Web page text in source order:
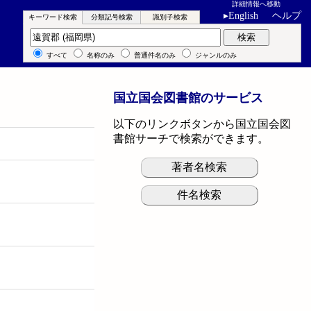
詳細情報へ移動
▸English ヘルプ
キーワード検索 分類記号検索 識別子検索
キーワード検索 検索
すべて 名称のみ 普通件名のみ ジャンルのみ
国立国会図書館のサービス
以下のリンクボタンから国立国会図
書館サーチで検索ができます。
著者名検索
件名検索